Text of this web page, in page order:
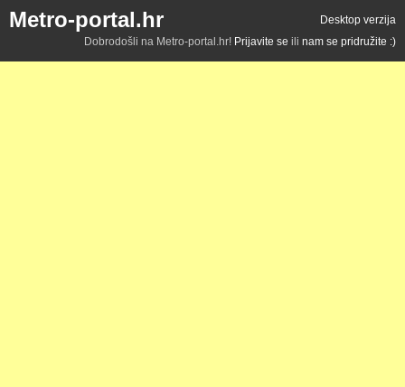
Metro-portal.hr
Desktop verzija
Dobrodošli na Metro-portal.hr! Prijavite se ili nam se pridružite :)